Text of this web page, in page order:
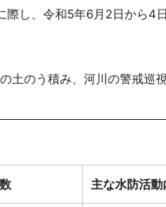
し、令和5年6月2日から4
土のう積み、河川の警戒巡
主な水防活動